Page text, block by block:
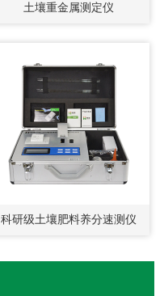
土壤重金属测定仪
科研级土壤肥料养分速测仪